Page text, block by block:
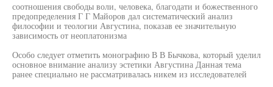
соотношения свободы воли, человека, благодати и божественного
предопределения Г Г Майоров дал систематический анализ
философии и теологии Августина, показав ее значительную
зависимость от неоплатонизма
Особо следует отметить монографию В В Бычкова, который уделил
основное внимание анализу эстетики Августина Данная тема
ранее специально не рассматривалась никем из исследователей